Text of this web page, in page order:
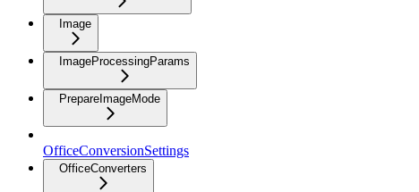
Image
ImageProcessingParams
PrepareImageMode
OfficeConversionSettings
OfficeConverters